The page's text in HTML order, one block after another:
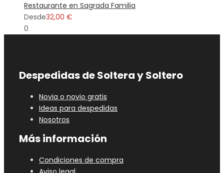
Restaurante en Sagrada Familia
Desde32,00 €
0
Despedidas de Soltera y Soltero
Novia o novio gratis
Ideas para despedidas
Nosotros
Más información
Condiciones de compra